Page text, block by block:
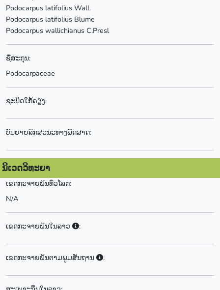
Podocarpus latifolius Wall.
Podocarpus latifolius Blume
Podocarpus wallichianus C.Presl
ຊື່ສະກຸນ:
Podocarpaceae
ຊະນິດໃກ້ຄຽງ:
ບັນຍາຍລັກສະນະທາງພືດສາດ:
ນິເວດວິທະຍາ
ເຂດກະຈາຍພັນທົ່ວໂລກ:
N/A
ເຂດກະຈາຍພັນໃນລາວ :
ເຂດກະຈາຍພັນຕາມພູມສັນຖານ :